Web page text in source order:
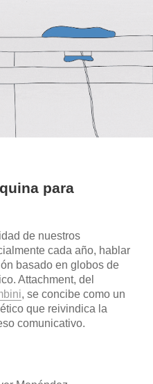
para
de nuestros
cada año, hablar
basado en globos de
Attachment, del
, se concibe como un
que reivindica la
comunicativo.